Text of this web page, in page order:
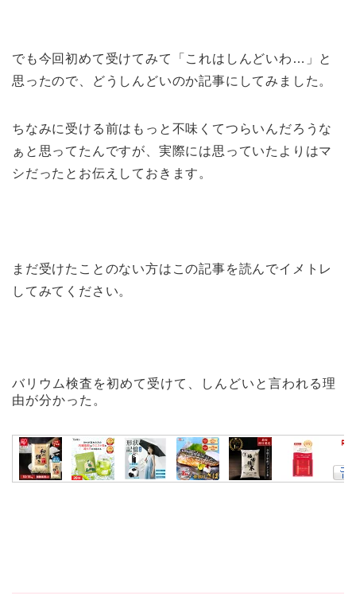
でも今回初めて受けてみて「これはしんどいわ…」と
思ったので、どうしんどいのか記事にしてみました。
ちなみに受ける前はもっと不味くてつらいんだろうな
ぁと思ってたんですが、実際には思っていたよりはマ
シだった とお伝えしておきます。
まだ受けたことのない方はこの記事を読んでイメトレ
してみてください。
バリウム検査を初めて受けて、しんどいと言われる理
由が分かった。